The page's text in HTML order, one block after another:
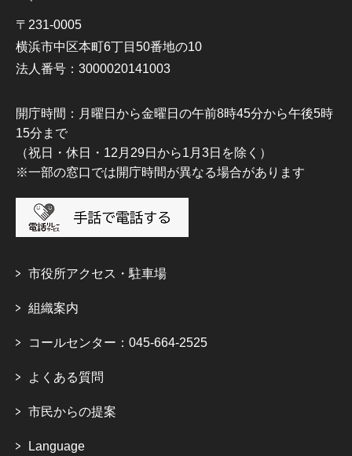
〒231-0005
横浜市中区本町6丁目50番地の10
法人番号：3000020141003
開庁時間：月曜日から金曜日の午前8時45分から午後5時
15分まで
（祝日・休日・12月29日から1月3日を除く）
※一部の窓口では開庁時間が異なる場合があります
市役所アクセス・駐車場
組織案内
コールセンター：045-664-2525
よくある質問
市民からの提案
Language